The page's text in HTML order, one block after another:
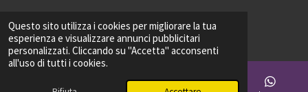
Questo sito utilizza i cookies per migliorare la tua
esperienza e visualizzare annunci pubblicitari
personalizzati. Cliccando su "Accetta" acconsenti
all'uso di tutti i cookies.
Se ti fa piacere scrivi una recensione su di noi: